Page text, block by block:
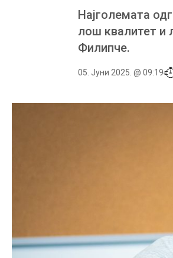
Најголемата
лош квалитет и
Филипче.
05. Јуни 2025. @ 09:19